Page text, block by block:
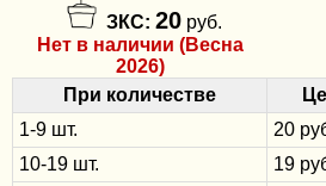
ЗКС: 20 руб.
Нет в наличии (Весна
2026)
При количестве
1-9 шт.
20
10-19 шт.
19